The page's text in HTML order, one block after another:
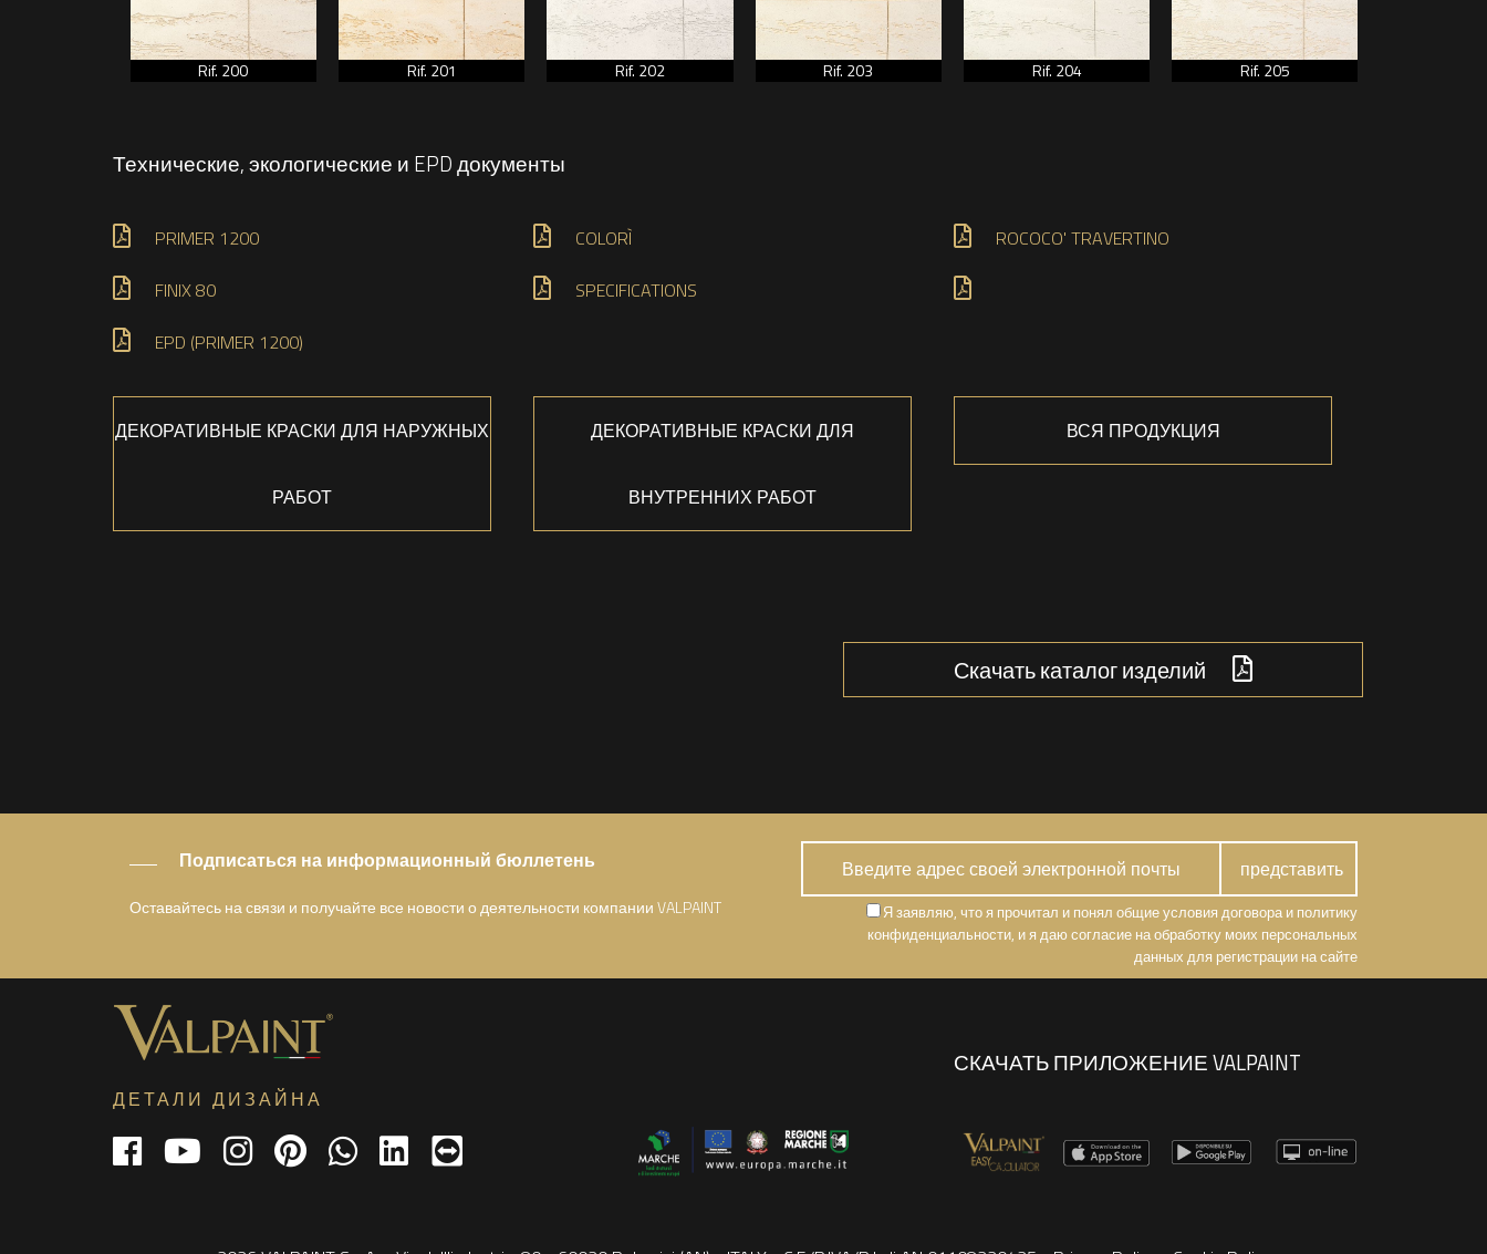
Rif. 200 Rif. 201 Rif. 202 Rif. 203 Rif. 204 Rif. 205
Технические, экологические и EPD документы
PRIMER 1200 COLORÌ
ROCOCO' TRAVERTINO
FINIX 80
SPECIFICATIONS
EPD (PRIMER 1200)
ДЕКОРАТИВНЫЕ КРАСКИ ДЛЯ НАРУЖНЫХ
РАБОТ
ДЕКОРАТИВНЫЕ КРАСКИ ДЛЯ
ВНУТРЕННИХ РАБОТ
ВСЯ ПРОДУКЦИЯ
Скачать каталог изделий
Подписаться на информационный бюллетень
Оставайтесь на связи и получайте все новости о деятельности компании VALPAINT
Я заявляю, что я прочитал и понял общие условия договора и политику
конфиденциальности, и я даю согласие на обработку моих персональных
данных для регистрации на сайте
ДЕТАЛИ ДИЗАЙНА
СКАЧАТЬ ПРИЛОЖЕНИЕ VALPAINT